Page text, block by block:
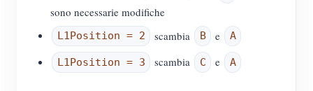
sono necessarie modifiche
L1Position = 2 scambia B e A
L1Position = 3 scambia C e A